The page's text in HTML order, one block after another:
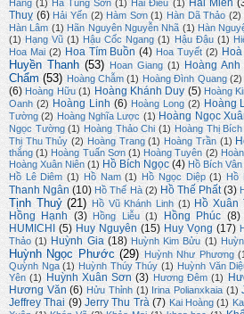
Hằng (1) Hà Tùng Sơn (1) Hải Điểu (1) Hải Miên
Thuỵ (6) Hải Yến (2) Hàm Sơn (1) Hàn Dã Thảo (2)
Hàn Lâm (1) Hãn Nguyên Nguyễn Nhã (1) Hàn
(1) Hạng Vũ (1) Hậu Cốc Ngang (1) Hậu Đậu (1)
Hoa Mai (2) Hoa Tím Buồn (4) Hoa Tuyết (2)
Huyền Thanh (53) Hoan Giang (1) Hoàng Anh
Chẩm (53) Hoàng Chẫm (1) Hoàng Đình Quang (2)
(6) Hoàng Hữu (1) Hoàng Khánh Duy (5) Hoàng
Oanh (2) Hoàng Linh (6) Hoàng Long (2) Hoàng
Tường (2) Hoàng Nghĩa Lược (1) Hoàng Ngọc
Ngọc Tường (1) Hoàng Thảo Chi (1) Hoàng Thị
Thị Thu Thủy (2) Hoàng Trang (1) Hoàng Trần (1)
thắng (1) Hoàng Tuấn Sơn (1) Hoàng Tuyên (2)
Hoàng Xuân Niên (1) Hồ Bích Ngọc (4) Hồ Bích Vân
Hồ Lê Diêm (1) Hồ Nam (1) Hồ Ngọc Diệp (1) Hồ
Thanh Ngân (10) Hồ Thế Hà (2) Hồ Thế Phất (3)
Tịnh Thuỷ (21) Hồ Vũ Khánh Linh (1) Hồ Xuân
Hồng Hạnh (3) Hồng Liễu (1) Hồng Phúc (8)
HUMICHI (5) Huy Nguyên (15) Huy Vọng (17)
Thảo (1) Huỳnh Gia (18) Huỳnh Kim Bửu (1)
Huỳnh Ngọc Phước (29) Huỳnh Như Phương
Quỳnh Nga (1) Huỳnh Thúy Thúy (1) Huỳnh Văn
Yên (1) Huỳnh Xuân Sơn (3) Hương Đêm (1)
Hương Văn (6) Hửu Thỉnh (1) Irina Polianxkaia (1)
Jeffrey Thai (9) Jerry Thu Trà (7) Kai Hoàng (1)